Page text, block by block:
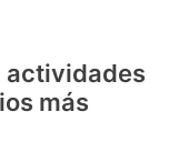
actividades
más